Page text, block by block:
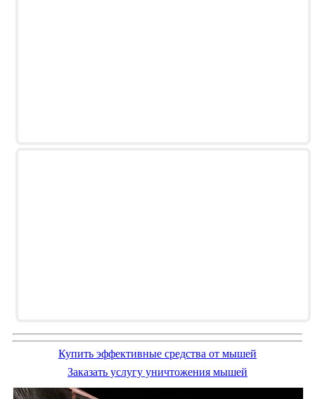
Купить эффективные средства от мышей
Заказать услугу уничтожения мышей